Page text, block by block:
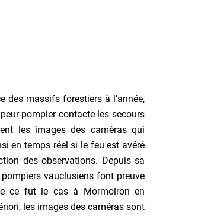
des massifs forestiers à l’année,
pompier contacte les secours
les images des caméras qui
en temps réel si le feu est avéré
des observations. Depuis sa
pompiers vauclusiens font preuve
ce fut le cas à Mormoiron en
les images des caméras sont